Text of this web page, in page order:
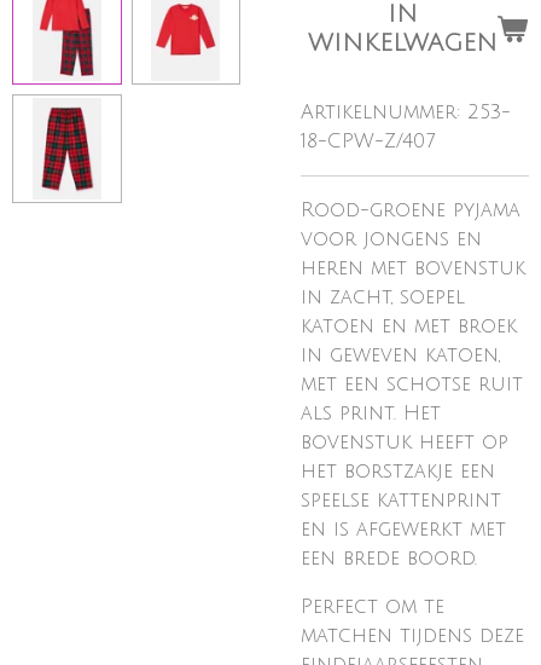
IN
WINKELWAGEN
Artikelnummer: 253-
18-CPW-Z/407
Rood-groene pyjama
voor jongens en
heren met bovenstuk
in zacht, soepel
katoen en met broek
in geweven katoen,
met een schotse ruit
als print. Het
bovenstuk heeft op
het borstzakje een
speelse kattenprint
en is afgewerkt met
een brede boord.
Perfect om te
matchen tijdens deze